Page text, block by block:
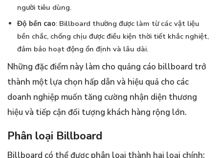
người tiêu dùng.
Độ bền cao: Billboard thường được làm từ các vật liệu
bền chắc, chống chịu được điều kiện thời tiết khắc nghiệt,
đảm bảo hoạt động ổn định và lâu dài.
Những đặc điểm này làm cho quảng cáo billboard trở
thành một lựa chọn hấp dẫn và hiệu quả cho các
doanh nghiệp muốn tăng cường nhận diện thương
hiệu và tiếp cận đối tượng khách hàng rộng lớn.
Phân loại Billboard
Billboard có thể được phân loại thành hai loại chính: